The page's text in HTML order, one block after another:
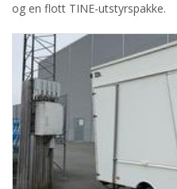
og en flott TINE-utstyrspakke.